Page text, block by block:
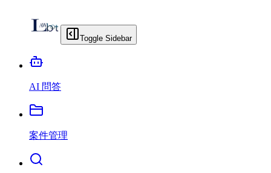
Toggle Sidebar
AI 問答
案件管理